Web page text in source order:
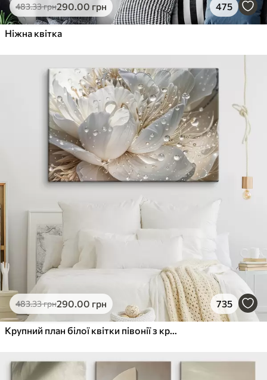
483.33грн290.00 грн 475
Ніжна квітка
483.33грн290.00 грн 735
Крупний план білої квітки півонії з крапельками води на пелюстках на розмитому фоні